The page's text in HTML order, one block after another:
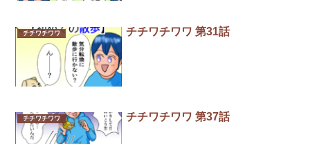
チチワチワワ チチワチワワ 第31話
チチワチワワ チチワチワワ 第37話